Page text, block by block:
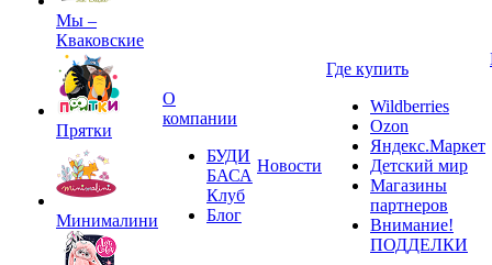
Мы –
Кваковские
Прятки
Минималини
О
компании
БУДИ
БАСА
Клуб
Блог
Новости
Где купить
Wildberries
Ozon
Яндекс.Маркет
Детский мир
Магазины
партнеров
Внимание!
ПОДДЕЛКИ